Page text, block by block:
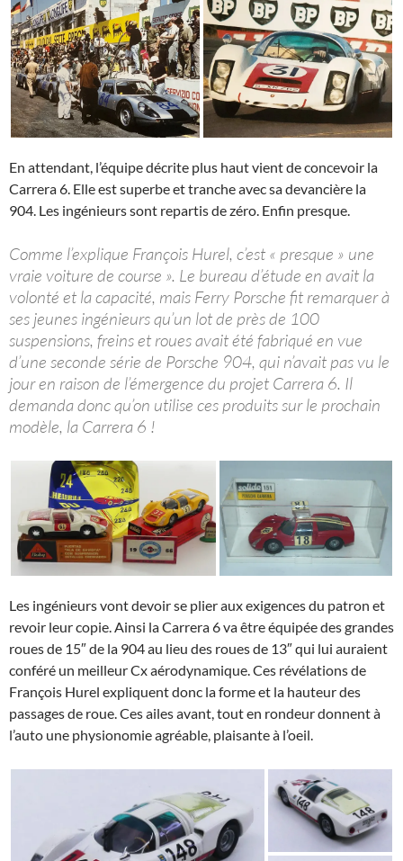
En attendant, l’équipe décrite plus haut vient de concevoir la
Carrera 6. Elle est superbe et tranche avec sa devancière la
904. Les ingénieurs sont repartis de zéro. Enfin presque.
Comme l’explique François Hurel, c’est « presque » une
vraie voiture de course ». Le bureau d’étude en avait la
volonté et la capacité, mais Ferry Porsche fit remarquer à
ses jeunes ingénieurs qu’un lot de près de 100
suspensions, freins et roues avait été fabriqué en vue
d’une seconde série de Porsche 904, qui n’avait pas vu le
jour en raison de l’émergence du projet Carrera 6. Il
demanda donc qu’on utilise ces produits sur le prochain
modèle, la Carrera 6 !
Les ingénieurs vont devoir se plier aux exigences du patron et
revoir leur copie. Ainsi la Carrera 6 va être équipée des grandes
roues de 15″ de la 904 au lieu des roues de 13″ qui lui auraient
conféré un meilleur Cx aérodynamique. Ces révélations de
François Hurel expliquent donc la forme et la hauteur des
passages de roue. Ces ailes avant, tout en rondeur donnent à
l’auto une physionomie agréable, plaisante à l’oeil.